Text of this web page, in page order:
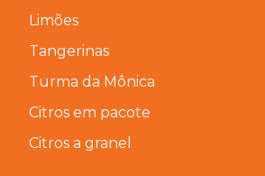
Limões
Tangerinas
Turma da Mônica
Citros em pacote
Citros a granel